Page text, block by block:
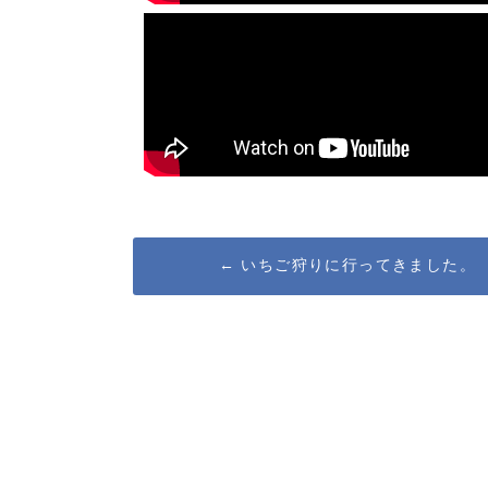
navigation
← いちご狩りに行ってきました。